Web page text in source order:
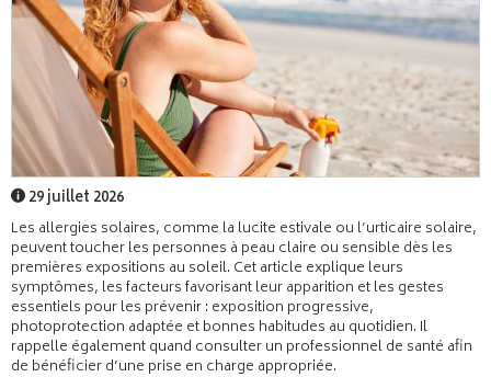
29 juillet 2026
Les allergies solaires, comme la lucite estivale ou l’urticaire solaire,
peuvent toucher les personnes à peau claire ou sensible dès les
premières expositions au soleil. Cet article explique leurs
symptômes, les facteurs favorisant leur apparition et les gestes
essentiels pour les prévenir : exposition progressive,
photoprotection adaptée et bonnes habitudes au quotidien. Il
rappelle également quand consulter un professionnel de santé afin
de bénéficier d’une prise en charge appropriée.